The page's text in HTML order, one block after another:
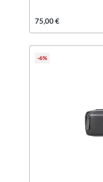
75,00 €
-6%